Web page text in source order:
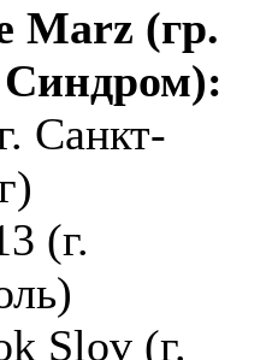
Marz (гр.
Санкт-
(г.
Slov (г.